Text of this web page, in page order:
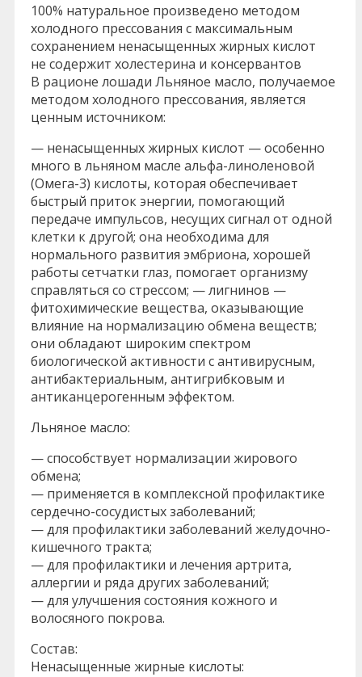
100% натуральное произведено методом
холодного прессования с максимальным
сохранением ненасыщенных жирных кислот
не содержит холестерина и консервантов
В рационе лошади Льняное масло, получаемое
методом холодного прессования, является
ценным источником:
— ненасыщенных жирных кислот — особенно
много в льняном масле альфа-линоленовой
(Омега-3) кислоты, которая обеспечивает
быстрый приток энергии, помогающий
передаче импульсов, несущих сигнал от одной
клетки к другой; она необходима для
нормального развития эмбриона, хорошей
работы сетчатки глаз, помогает организму
справляться со стрессом; — лигнинов —
фитохимические вещества, оказывающие
влияние на нормализацию обмена веществ;
они обладают широким спектром
биологической активности с антивирусным,
антибактериальным, антигрибковым и
антиканцерогенным эффектом.
Льняное масло:
— способствует нормализации жирового
обмена;
— применяется в комплексной профилактике
сердечно-сосудистых заболеваний;
— для профилактики заболеваний желудочно-
кишечного тракта;
— для профилактики и лечения артрита,
аллергии и ряда других заболеваний;
— для улучшения состояния кожного и
волосяного покрова.
Состав:
Ненасыщенные жирные кислоты: